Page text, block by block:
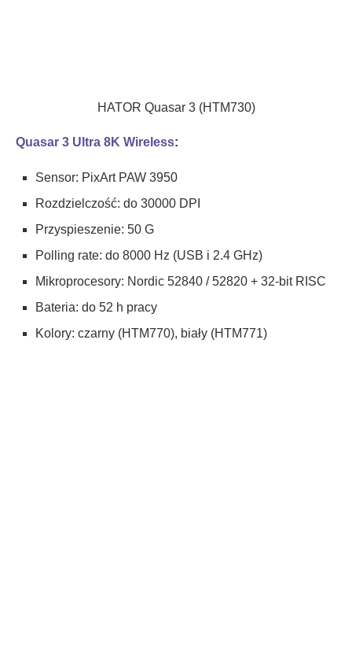
HATOR Quasar 3 (HTM730)
Quasar 3 Ultra 8K Wireless:
Sensor: PixArt PAW 3950
Rozdzielczość: do 30000 DPI
Przyspieszenie: 50 G
Polling rate: do 8000 Hz (USB i 2.4 GHz)
Mikroprocesory: Nordic 52840 / 52820 + 32-bit RISC
Bateria: do 52 h pracy
Kolory: czarny (HTM770), biały (HTM771)